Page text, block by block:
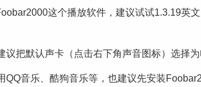
这个播放软件，建议试试1.3.19英
议把默认声卡（点击右下角声音图标）选择
QQ音乐、酷狗音乐等，也建议先安装